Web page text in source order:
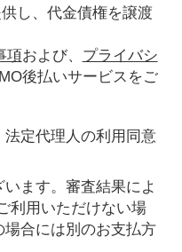
し、代金債権を譲渡
項および、 プライバシ
後払いサービスをご
法定代理人の利用同意
ます。審査結果によ
利用いただけない場
合には別のお支払方